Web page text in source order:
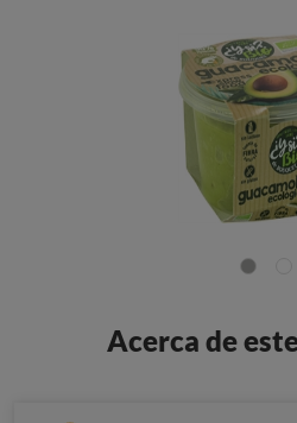
Acerca de